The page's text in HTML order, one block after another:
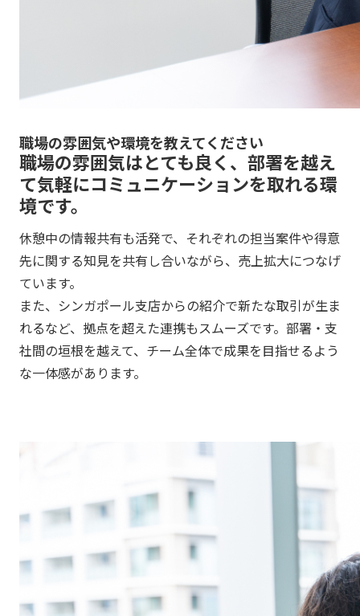
職場の雰囲気や環境を教えてください
職場の雰囲気はとても良く、部署を越え
て気軽にコミュニケーションを取れる環
境です。
休憩中の情報共有も活発で、それぞれの担当案件や得意
先に関する知見を共有し合いながら、売上拡大につなげ
ています。
また、シンガポール支店からの紹介で新たな取引が生ま
れるなど、拠点を超えた連携もスムーズです。部署・支
社間の垣根を越えて、チーム全体で成果を目指せるよう
な一体感があります。